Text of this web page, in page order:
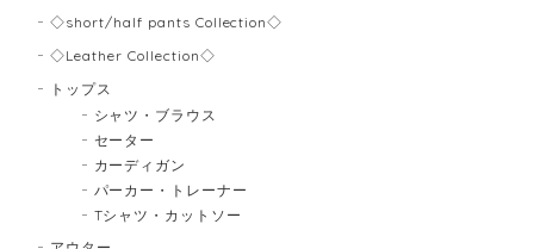
◇short/half pants Collection◇
◇Leather Collection◇
トップス
シャツ・ブラウス
セーター
カーディガン
パーカー・トレーナー
Tシャツ・カットソー